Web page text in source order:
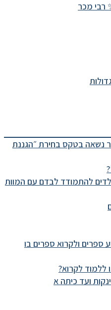
רבי מכר
נשאה בטקס בחירת ״הגננת
להתמודד לבדם עם המוות
ספרים ולקרוא ספרים בו
ללמוד לקרוא?
ועד כיתה א